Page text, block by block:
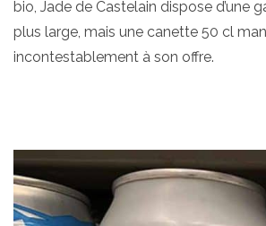
bio, Jade de Castelain dispose d’une
plus large, mais une canette 50 cl
incontestablement à son offre.